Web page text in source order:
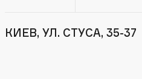
КИЕВ, УЛ. СТУСА, 35-37